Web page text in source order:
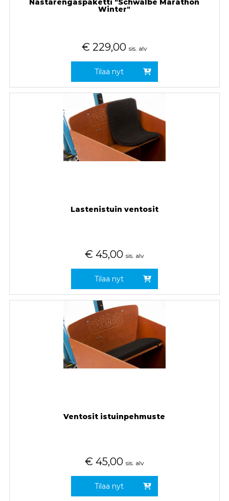
Nastarengaspaketti "Schwalbe Marathon
Winter"
€ 229,00 sis. alv
Tilaa nyt
Lastenistuin ventosit
€ 45,00 sis. alv
Tilaa nyt
Ventosit istuinpehmuste
€ 45,00 sis. alv
Tilaa nyt